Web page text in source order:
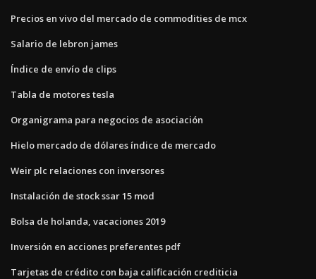
Precios en vivo del mercado de commodities de mcx
Salario de lebron james
Índice de envío de clips
Tabla de motores tesla
Organigrama para negocios de asociación
Hielo mercado de dólares índice de mercado
Weir plc relaciones con inversores
Instalación de stock ssar 15 mod
Bolsa de holanda, vacaciones 2019
Inversión en acciones preferentes pdf
Tarjetas de crédito con baja calificación crediticia